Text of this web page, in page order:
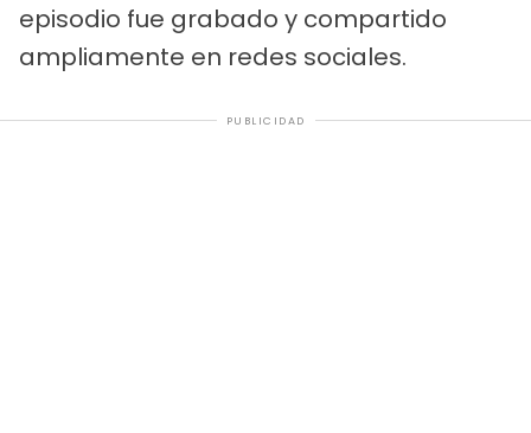
episodio fue grabado y compartido
ampliamente en redes sociales.
PUBLICIDAD